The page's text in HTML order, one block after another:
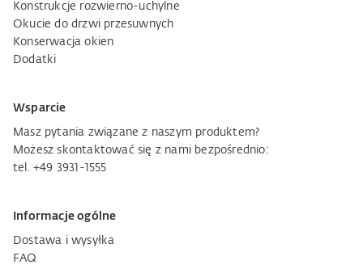
Konstrukcje rozwierno-uchylne
Okucie do drzwi przesuwnych
Konserwacja okien
Dodatki
Wsparcie
Masz pytania związane z naszym produktem?
Możesz skontaktować się z nami bezpośrednio:
tel. +49 3931-1555
Informacje ogólne
Dostawa i wysyłka
FAQ